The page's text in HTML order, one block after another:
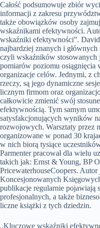
Całość podsumowuje zbiór
informacji z zakresu
także obowiązków osoby
wskaźnikami efektywności.
wskaźniki efektywności”.
najbardziej znanych i
czyli wskaźników stosowanych
pomiarów poziomu osiągnięcia
organizacje celów. Jednymi, z
rzeczy, są jego dynamiczne
licznym firmom oraz
całkowicie zmienić swój
efektywnością. Tym samym
satysfakcjonujących wyników
rozwojowych. Warsztaty przez
organizowane w ponad 30
w nich biorą tysiące
Parmenter pracował dla wielu
takich jak: Ernst & Young, BP
PricewaterhouseCoopers.
Koncesjonowanych
publikacje regularnie pojawiają
profesjonalnych, a także
liczne książki z tych dziedzin.
„Kluczowe wskaźniki